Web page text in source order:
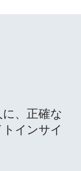
、正確な
インサイ